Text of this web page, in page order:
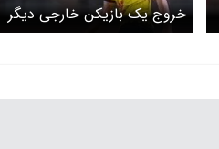
خروج یک بازیکن خارجی دیگر
از تیم سپاهان